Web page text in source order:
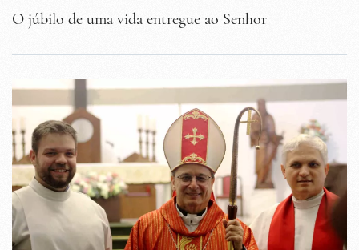
O júbilo de uma vida entregue ao Senhor